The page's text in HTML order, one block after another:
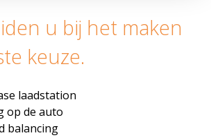
u bij het maken
keuze.
laadstation
op de auto
balancing